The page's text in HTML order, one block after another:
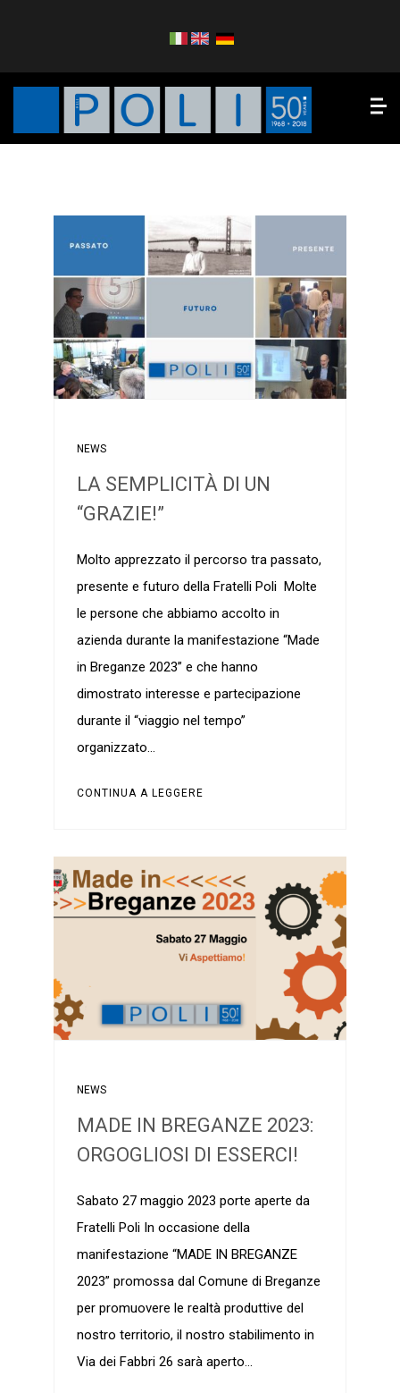
NEWS
LA SEMPLICITÀ DI UN
“GRAZIE!”
Molto apprezzato il percorso tra passato,
presente e futuro della Fratelli Poli Molte
le persone che abbiamo accolto in
azienda durante la manifestazione “Made
in Breganze 2023” e che hanno
dimostrato interesse e partecipazione
durante il “viaggio nel tempo”
organizzato…
CONTINUA A LEGGERE
NEWS
MADE IN BREGANZE 2023:
ORGOGLIOSI DI ESSERCI!
Sabato 27 maggio 2023 porte aperte da
Fratelli Poli In occasione della
manifestazione “MADE IN BREGANZE
2023” promossa dal Comune di Breganze
per promuovere le realtà produttive del
nostro territorio, il nostro stabilimento in
Via dei Fabbri 26 sarà aperto…